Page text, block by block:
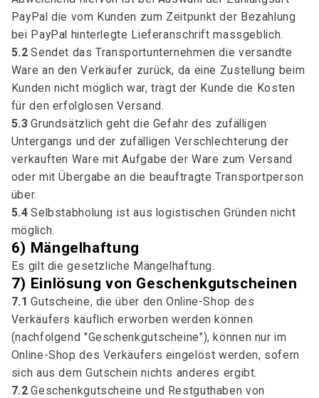
PayPal die vom Kunden zum Zeitpunkt der Bezahlung
bei PayPal hinterlegte Lieferanschrift massgeblich.
5.2 Sendet das Transportunternehmen die versandte
Ware an den Verkäufer zurück, da eine Zustellung beim
Kunden nicht möglich war, trägt der Kunde die Kosten
für den erfolglosen Versand.
5.3 Grundsätzlich geht die Gefahr des zufälligen
Untergangs und der zufälligen Verschlechterung der
verkauften Ware mit Aufgabe der Ware zum Versand
oder mit Übergabe an die beauftragte Transportperson
über.
5.4 Selbstabholung ist aus logistischen Gründen nicht
möglich.
6) Mängelhaftung
Es gilt die gesetzliche Mängelhaftung.
7) Einlösung von Geschenkgutscheinen
7.1 Gutscheine, die über den Online-Shop des
Verkäufers käuflich erworben werden können
(nachfolgend "Geschenkgutscheine"), können nur im
Online-Shop des Verkäufers eingelöst werden, sofern
sich aus dem Gutschein nichts anderes ergibt.
7.2 Geschenkgutscheine und Restguthaben von